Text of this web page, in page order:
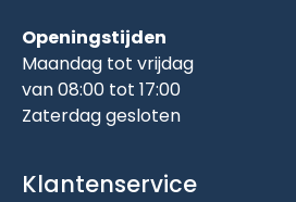
Openingstijden
Maandag tot vrijdag
van 08:00 tot 17:00
Zaterdag gesloten
Klantenservice